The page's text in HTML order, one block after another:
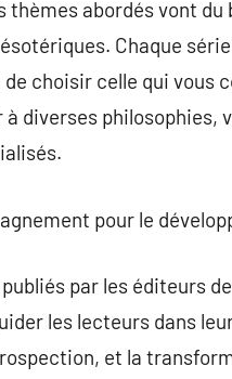
thèmes abordés vont
Chaque
choisir celle qui vous
à diverses philosophies,
pour le
par les éditeurs
les lecteurs dans
et la